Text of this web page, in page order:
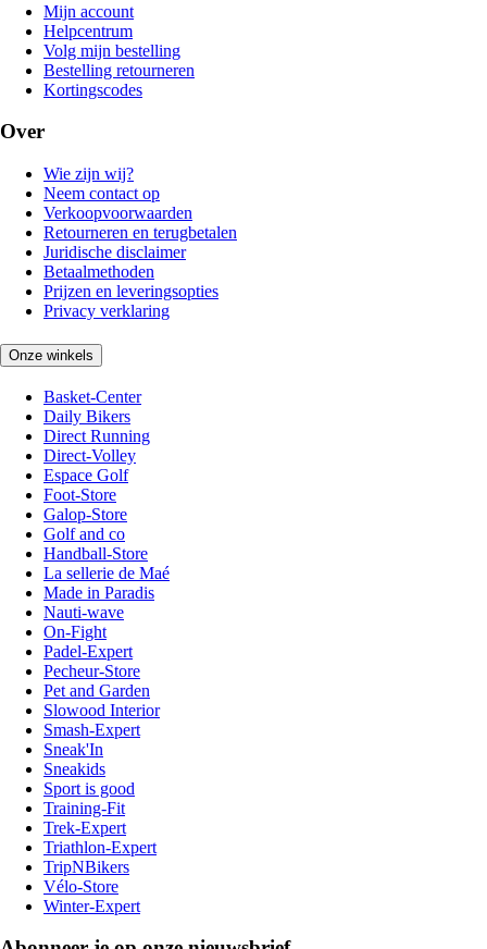
Mijn account
Helpcentrum
Volg mijn bestelling
Bestelling retourneren
Kortingscodes
Over
Wie zijn wij?
Neem contact op
Verkoopvoorwaarden
Retourneren en terugbetalen
Juridische disclaimer
Betaalmethoden
Prijzen en leveringsopties
Privacy verklaring
Onze winkels
Basket-Center
Daily Bikers
Direct Running
Direct-Volley
Espace Golf
Foot-Store
Galop-Store
Golf and co
Handball-Store
La sellerie de Maé
Made in Paradis
Nauti-wave
On-Fight
Padel-Expert
Pecheur-Store
Pet and Garden
Slowood Interior
Smash-Expert
Sneak'In
Sneakids
Sport is good
Training-Fit
Trek-Expert
Triathlon-Expert
TripNBikers
Vélo-Store
Winter-Expert